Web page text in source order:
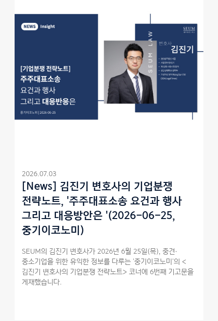
2026.07.03
[News] 김진기 변호사의 기업분쟁
전략노트, '주주대표소송 요건과 행사
그리고 대응방안은 '(2026-06-25,
중기이코노미)
SEUM의 김진기 변호사가 2026년 6월 25일(목), 중견·
중소기업을 위한 유익한 정보를 다루는 '중기이코노미'의 <
김진기 변호사의 기업분쟁 전략노트> 코너에 6번째 기고문을
게재했습니다.